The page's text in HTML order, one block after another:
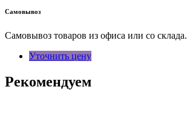
Самовывоз
Самовывоз товаров из офиса или со склада.
Уточнить цену
Рекомендуем